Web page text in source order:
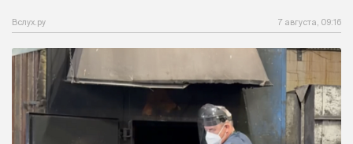
Вслух.ру 7 августа, 09:16